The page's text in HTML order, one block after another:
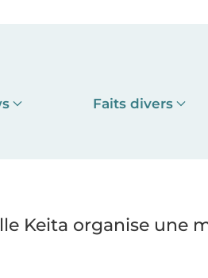
Faits divers
Keita organise une